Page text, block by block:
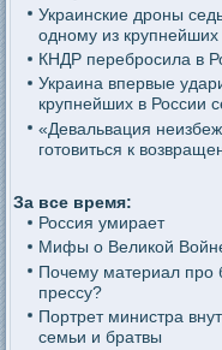
Украинские дроны
одному из
КНДР перебросила в
Украина впервые
крупнейших в России
«Девальвация
готовиться к
За все время:
Россия умирает
Мифы о Великой
Почему материал про
прессу?
Портрет министра
семьи и братвы